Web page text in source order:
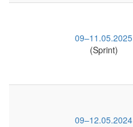
09–11.05.2025
(Sprint)
09–12.05.2024